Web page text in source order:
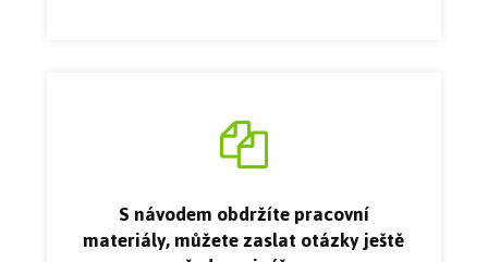
S návodem obdržíte pracovní
materiály, můžete zaslat otázky ještě